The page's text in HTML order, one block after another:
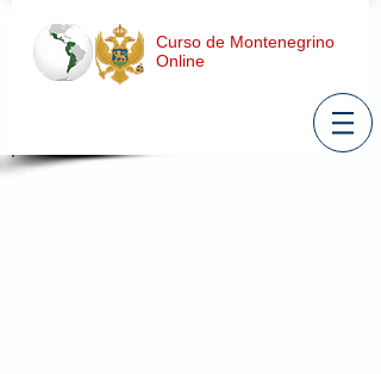
Curso de Montenegrino
Online